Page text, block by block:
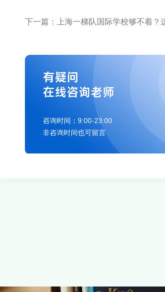
下一篇：上海一梯队国际学校够不着？
有疑问
在线咨询老师
咨询时间：9:00-23:00
非咨询时间也可留言